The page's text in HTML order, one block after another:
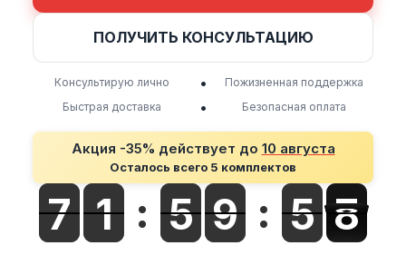
ПОЛУЧИТЬ КОНСУЛЬТАЦИЮ
Консультирую лично •
Пожизненная поддержка
Быстрая доставка
• Безопасная оплата
Акция -35% действует до 10 августа
Осталось всего 5 комплектов